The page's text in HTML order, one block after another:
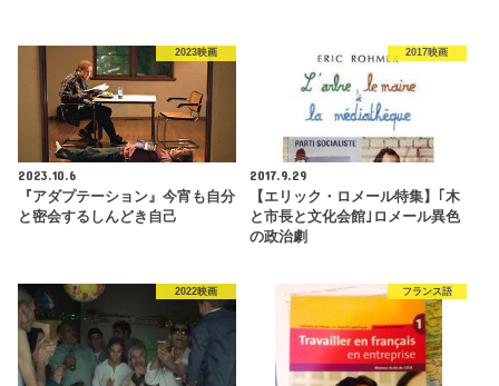
2023映画
2023.10.6
『アダプテーション』今宵も自分
と密会するしんどき自己
2017映画
2017.9.29
【エリック・ロメール特集】｢木
と市長と文化会館｣ロメール異色
の政治劇
2022映画 フランス語